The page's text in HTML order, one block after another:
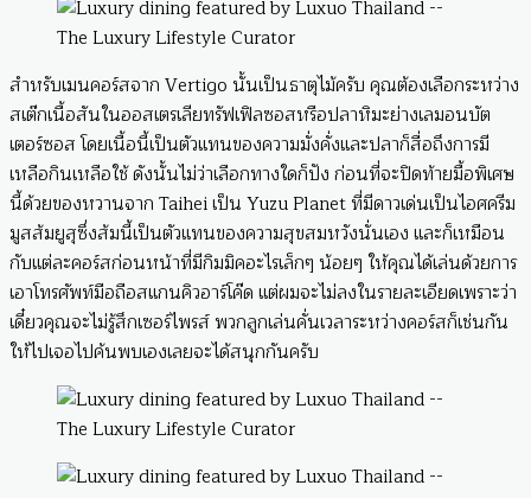
สำหรับเมนคอร์สจาก Vertigo นั้นเป็นธาตุไม้ครับ คุณต้องเลือกระหว่าง
สเต๊กเนื้อสันในออสเตรเลียทรัฟเฟิลซอสหรือปลาหิมะย่างเลมอนบัต
เตอร์ซอส โดยเนื้อนี้เป็นตัวแทนของความมั่งคั่งและปลาก็สื่อถึงการมี
เหลือกินเหลือใช้ ดังนั้นไม่ว่าเลือกทางใดก็ปัง ก่อนที่จะปิดท้ายมื้อพิเศษ
นี้ด้วยของหวานจาก Taihei เป็น Yuzu Planet ที่มีดาวเด่นเป็นไอศครีม
มูสส้มยูสุซึ่งส้มนี้เป็นตัวแทนของความสุขสมหวังนั่นเอง และก็เหมือน
กับแต่ละคอร์สก่อนหน้าที่มีกิมมิคอะไรเล็กๆ น้อยๆ ให้คุณได้เล่นด้วยการ
เอาโทรศัพท์มือถือสแกนคิวอาร์โค๊ด แต่ผมจะไม่ลงในรายละเอียดเพราะว่า
เดี๋ยวคุณจะไม่รู้สึกเซอร์ไพรส์ พวกลูกเล่นคั่นเวลาระหว่างคอร์สก็เช่นกัน
ให้ไปเจอไปค้นพบเองเลยจะได้สนุกกันครับ